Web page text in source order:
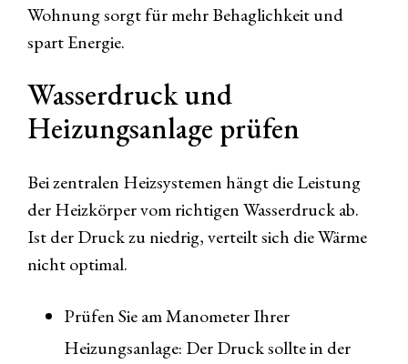
Wohnung sorgt für mehr Behaglichkeit und
spart Energie.
Wasserdruck und
Heizungsanlage prüfen
Bei zentralen Heizsystemen hängt die Leistung
der Heizkörper vom richtigen Wasserdruck ab.
Ist der Druck zu niedrig, verteilt sich die Wärme
nicht optimal.
Prüfen Sie am Manometer Ihrer
Heizungsanlage: Der Druck sollte in der